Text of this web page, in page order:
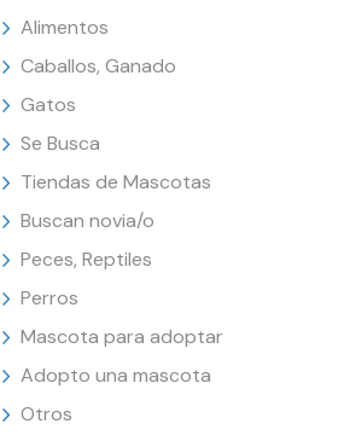
Alimentos
Caballos, Ganado
Gatos
Se Busca
Tiendas de Mascotas
Buscan novia/o
Peces, Reptiles
Perros
Mascota para adoptar
Adopto una mascota
Otros